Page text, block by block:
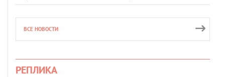
ВСЕ НОВОСТИ
РЕПЛИКА